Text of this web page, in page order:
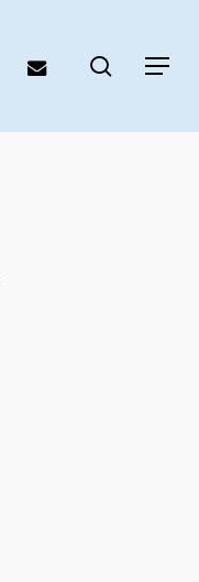
Menu
email search